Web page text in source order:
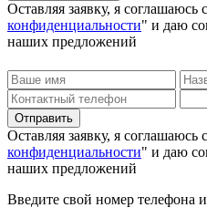
Оставляя заявку, я соглашаюсь
конфиденциальности" и даю
наших предложений
Оставляя заявку, я соглашаюсь
конфиденциальности" и даю
наших предложений
Введите свой номер телефона